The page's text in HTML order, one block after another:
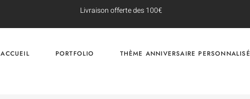
Livraison offerte des 100€
ACCUEIL PORTFOLIO THÈME ANNIVERSAIRE PERSONNALISÉ